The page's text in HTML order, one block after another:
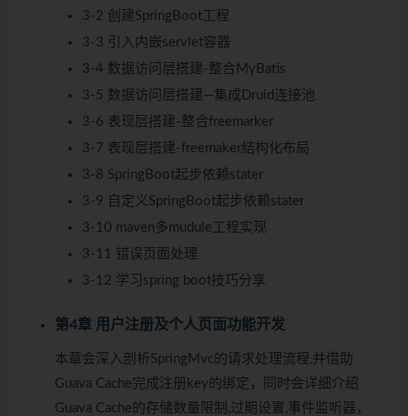
3-2 创建SpringBoot工程
3-3 引入内嵌servlet容器
3-4 数据访问层搭建-整合MyBatis
3-5 数据访问层搭建—集成Druid连接池
3-6 表现层搭建-整合freemarker
3-7 表现层搭建-freemaker结构化布局
3-8 SpringBoot起步依赖stater
3-9 自定义SpringBoot起步依赖stater
3-10 maven多mudule工程实现
3-11 错误页面处理
3-12 学习spring boot技巧分享
第4章 用户注册及个人页面功能开发
本章会深入剖析SpringMvc的请求处理流程,并借助
Guava Cache完成注册key的绑定，同时会详细介绍
Guava Cache的存储数量限制,过期设置,事件监听器，